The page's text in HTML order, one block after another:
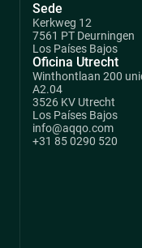
Sede
Kerkweg 12
7561 PT Deurningen
Los Países Bajos
Oficina Utrecht
Winthontlaan 200
A2.04
3526 KV Utrecht
Los Países Bajos
info@aqqo.com
+31 85 0290 520